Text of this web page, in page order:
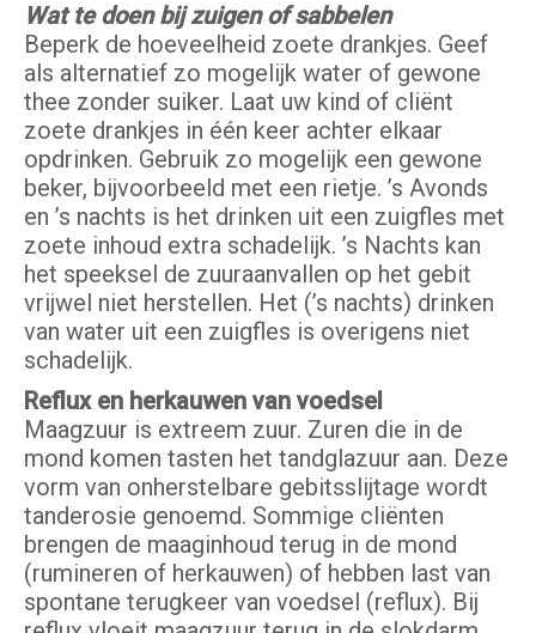
Wat te doen bij zuigen of sabbelen
Beperk de hoeveelheid zoete drankjes. Geef
als alternatief zo mogelijk water of gewone
thee zonder suiker. Laat uw kind of cliënt
zoete drankjes in één keer achter elkaar
opdrinken. Gebruik zo mogelijk een gewone
beker, bijvoorbeeld met een rietje. ’s Avonds
en ’s nachts is het drinken uit een zuigfles met
zoete inhoud extra schadelijk. ’s Nachts kan
het speeksel de zuuraanvallen op het gebit
vrijwel niet herstellen. Het (’s nachts) drinken
van water uit een zuigfles is overigens niet
schadelijk.
Reflux en herkauwen van voedsel
Maagzuur is extreem zuur. Zuren die in de
mond komen tasten het tandglazuur aan. Deze
vorm van onherstelbare gebitsslijtage wordt
tanderosie genoemd. Sommige cliënten
brengen de maaginhoud terug in de mond
(rumineren of herkauwen) of hebben last van
spontane terugkeer van voedsel (reflux). Bij